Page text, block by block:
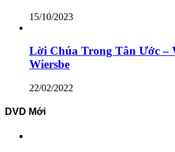
15/10/2023
Lời Chúa Trong Tân Ước –
Wiersbe
22/02/2022
DVD Mới